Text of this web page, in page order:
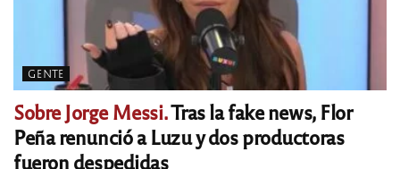
GENTE
Sobre Jorge Messi.Tras la fake news, Flor
Peña renunció a Luzu y dos productoras
fueron despedidas